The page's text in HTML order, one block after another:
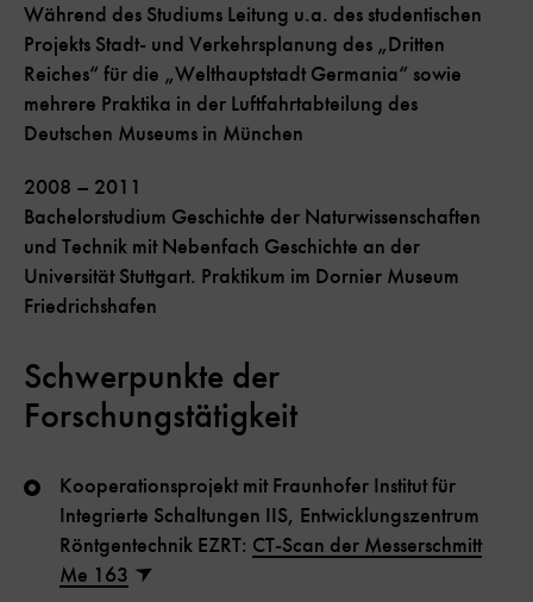
Während des Studiums Leitung u.a. des studentischen
Projekts Stadt- und Verkehrsplanung des „Dritten
Reiches“ für die „Welthauptstadt Germania“ sowie
mehrere Praktika in der Luftfahrtabteilung des
Deutschen Museums in München
2008 – 2011
Bachelorstudium Geschichte der Naturwissenschaften
und Technik mit Nebenfach Geschichte an der
Universität Stuttgart. Praktikum im Dornier Museum
Friedrichshafen
Schwerpunkte der
Forschungstätigkeit
Kooperationsprojekt mit Fraunhofer Institut für
Integrierte Schaltungen IIS, Entwicklungszentrum
Röntgentechnik EZRT: CT-Scan der Messerschmitt
Me 163